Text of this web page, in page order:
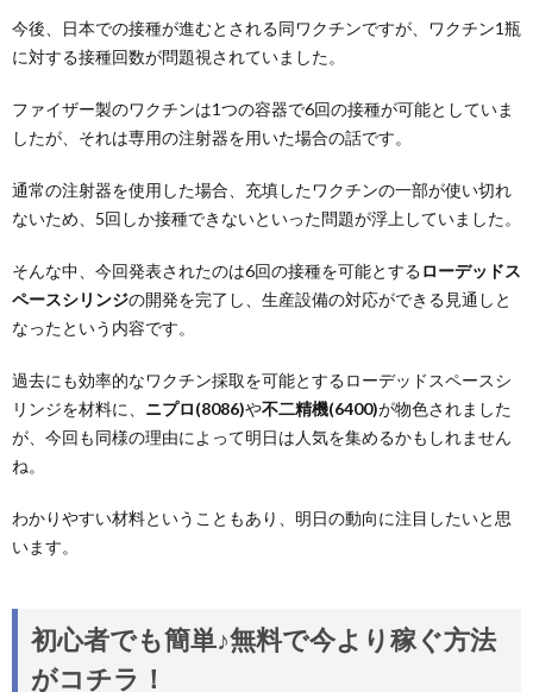
今後、日本での接種が進むとされる同ワクチンですが、ワクチン1瓶
に対する接種回数が問題視されていました。
ファイザー製のワクチンは1つの容器で6回の接種が可能としていま
したが、それは専用の注射器を用いた場合の話です。
通常の注射器を使用した場合、充填したワクチンの一部が使い切れ
ないため、5回しか接種できないといった問題が浮上していました。
そんな中、今回発表されたのは6回の接種を可能とするローデッドス
ペースシリンジの開発を完了し、生産設備の対応ができる見通しと
なったという内容です。
過去にも効率的なワクチン採取を可能とするローデッドスペースシ
リンジを材料に、 ニプロ(8086)や不二精機(6400)が物色されました
が、今回も同様の理由によって明日は人気を集めるかもしれません
ね。
わかりやすい材料ということもあり、明日の動向に注目したいと思
います。
初心者でも簡単♪無料で今より稼ぐ方法
がコチラ！